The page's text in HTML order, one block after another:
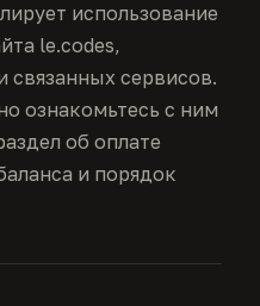
использование
le.codes,
связанных сервисов.
ознакомьтесь с ним
об оплате
и порядок